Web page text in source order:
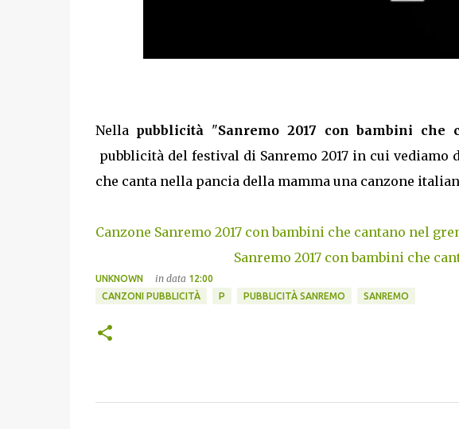
Nella pubblicità "Sanremo 2017 con bambini che
pubblicità del festival di Sanremo 2017 in cui vediamo
che canta nella pancia della mamma una canzone
Canzone Sanremo 2017 con bambini che cantano nel
Sanremo 2017 con bambini che
UNKNOWN in data 12:00
CANZONI PUBBLICITÀ
P PUBBLICITÀ SANREMO SANREMO